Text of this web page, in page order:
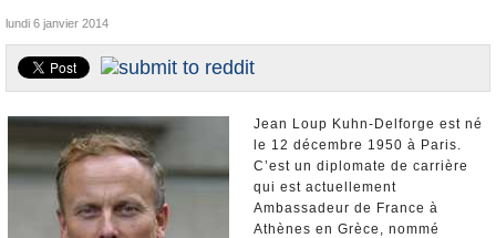
Elections européennes
La France et le Monde
Nominations et Démissions
Elections européennes
Infos insolites
lundi 6 janvier 2014
Jean Loup Kuhn-Delforge est né
le 12 décembre 1950 à Paris.
C’est un diplomate de carrière
qui est actuellement
Ambassadeur de France à
Athènes en Grèce, nommé